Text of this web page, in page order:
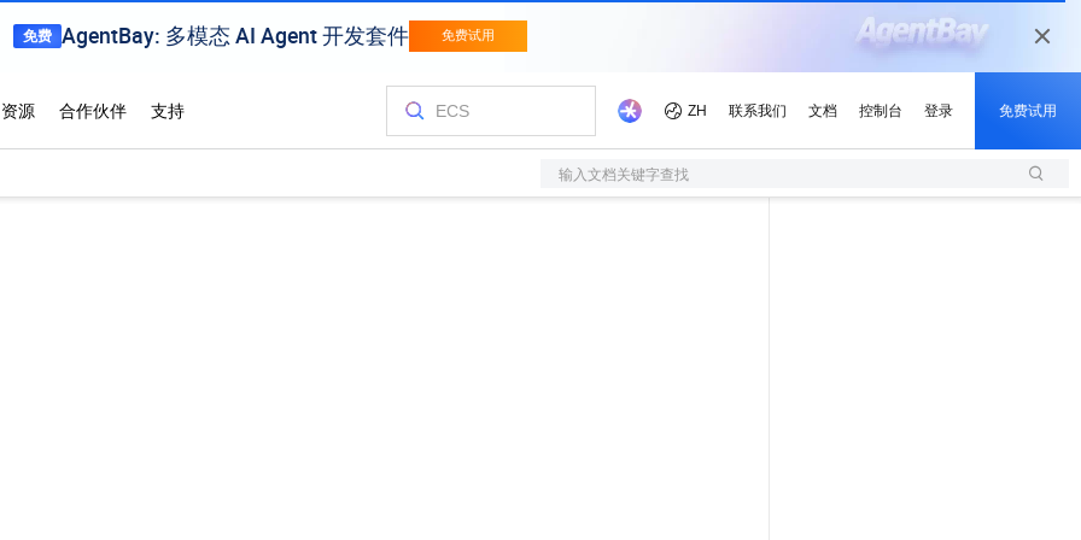
输入文档关键字查找